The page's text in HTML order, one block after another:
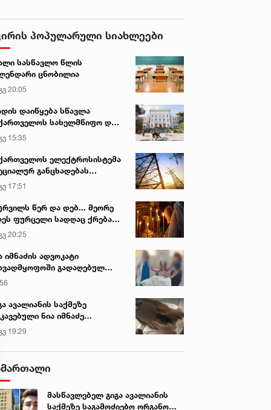
პოპულარული სიახლეები
სასწავლო წლის
ცნობილია
20:05
დაიწყება სწავლა
სახელმწიფო და
უნივერსიტეტებში
15:35
ელექტროსისტემა
განცხადებას
17:51
წერ და დებ... მეორე
ფურცელი სადღაც ქრება
სურვილი სრულდება...“ -
ტაძარი შიდა
20:25
იმნაძის ადვოკატი
გადაღებულ
ავრცელებს
ავალიანის საქმეზე
ნია იმნაძე
გადაჰყავთ
19:29
მასწავლებელ გიგა ავალიანის
საქმეზე საგამოძიებო ორგანო